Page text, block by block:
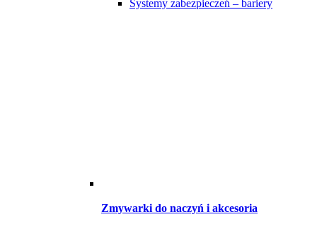
Systemy zabezpieczeń – bariery
Zmywarki do naczyń i akcesoria